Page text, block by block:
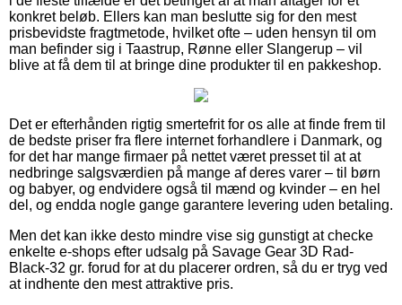
konkret beløb. Ellers kan man beslutte sig for den mest
prisbevidste fragtmetode, hvilket ofte – uden hensyn til om
man befinder sig i Taastrup, Rønne eller Slangerup – vil
blive at få dem til at bringe dine produkter til en pakkeshop.
Det er efterhånden rigtig smertefrit for os alle at finde frem til
de bedste priser fra flere internet forhandlere i Danmark, og
for det har mange firmaer på nettet været presset til at at
nedbringe salgsværdien på mange af deres varer – til børn
og babyer, og endvidere også til mænd og kvinder – en hel
del, og endda nogle gange garantere levering uden betaling.
Men det kan ikke desto mindre vise sig gunstigt at checke
enkelte e-shops efter udsalg på Savage Gear 3D Rad-
Black-32 gr. forud for at du placerer ordren, så du er tryg ved
at indhente den mest attraktive pris.